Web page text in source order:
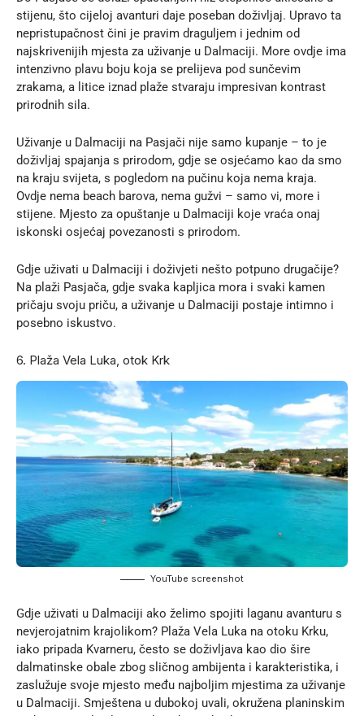
stijenu, što cijeloj avanturi daje poseban doživljaj. Upravo ta
nepristupačnost čini je pravim draguljem i jednim od
najskrivenijih mjesta za uživanje u Dalmaciji. More ovdje ima
intenzivno plavu boju koja se prelijeva pod sunčevim
zrakama, a litice iznad plaže stvaraju impresivan kontrast
prirodnih sila.
Uživanje u Dalmaciji na Pasjači nije samo kupanje – to je
doživljaj spajanja s prirodom, gdje se osjećamo kao da smo
na kraju svijeta, s pogledom na pučinu koja nema kraja.
Ovdje nema beach barova, nema gužvi – samo vi, more i
stijene. Mjesto za opuštanje u Dalmaciji koje vraća onaj
iskonski osjećaj povezanosti s prirodom.
Gdje uživati u Dalmaciji i doživjeti nešto potpuno drugačije?
Na plaži Pasjača, gdje svaka kapljica mora i svaki kamen
pričaju svoju priču, a uživanje u Dalmaciji postaje intimno i
posebno iskustvo.
6. Plaža Vela Luka, otok Krk
YouTube screenshot
Gdje uživati u Dalmaciji ako želimo spojiti laganu avanturu s
nevjerojatnim krajolikom? Plaža Vela Luka na otoku Krku,
iako pripada Kvarneru, često se doživljava kao dio šire
dalmatinske obale zbog sličnog ambijenta i karakteristika, i
zaslužuje svoje mjesto među najboljim mjestima za uživanje
u Dalmaciji. Smještena u dubokoj uvali, okružena planinskim